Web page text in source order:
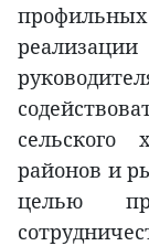
реализации
сельского
районов и
целью